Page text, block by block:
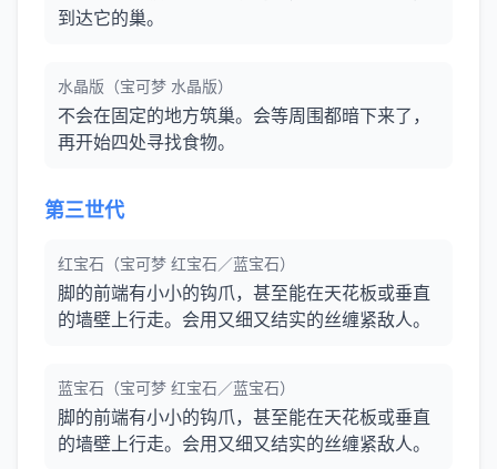
到达它的巢。
水晶版（宝可梦 水晶版）
不会在固定的地方筑巢。会等周围都暗下来了，
再开始四处寻找食物。
第三世代
红宝石（宝可梦 红宝石／蓝宝石）
脚的前端有小小的钩爪，甚至能在天花板或垂直
的墙壁上行走。会用又细又结实的丝缠紧敌人。
蓝宝石（宝可梦 红宝石／蓝宝石）
脚的前端有小小的钩爪，甚至能在天花板或垂直
的墙壁上行走。会用又细又结实的丝缠紧敌人。